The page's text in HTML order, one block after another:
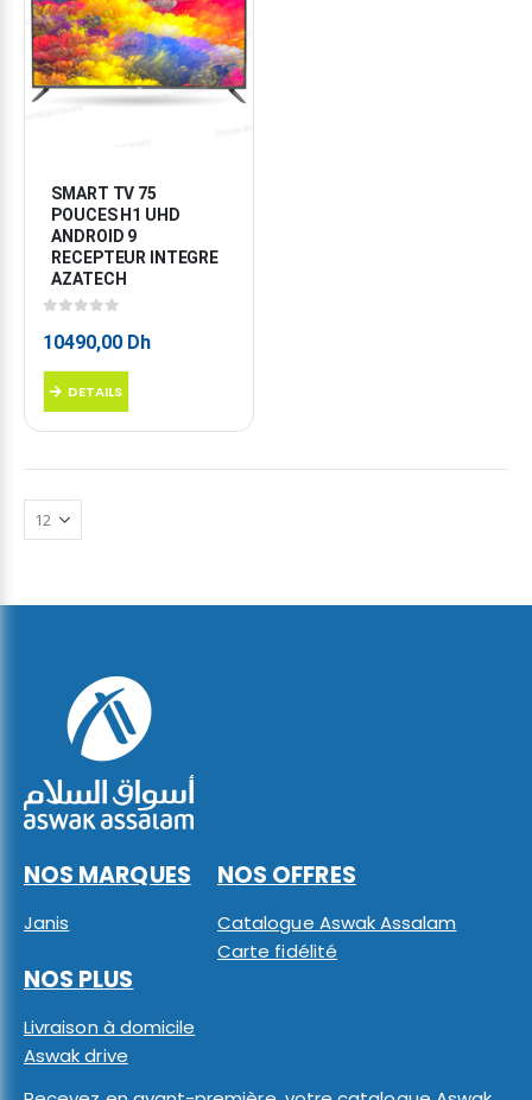
SMART TV 75
POUCES H1 UHD
ANDROID 9
RECEPTEUR INTEGRE
AZATECH
10490,00 Dh
DETAILS
NOS MARQUES
Janis
NOS OFFRES
Catalogue Aswak Assalam
Carte fidélité
NOS PLUS
Livraison à domicile
Aswak drive